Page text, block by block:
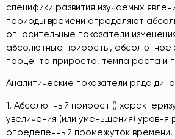
специфики развития изучаемых
периоды времени определяют
относительные показатели
абсолютные приросты, абсолютное
процента прироста, темпа роста и
Аналитические показатели ряда
1. Абсолютный прирост ()
увеличения (или уменьшения) уровня
определенный промежуток времени.